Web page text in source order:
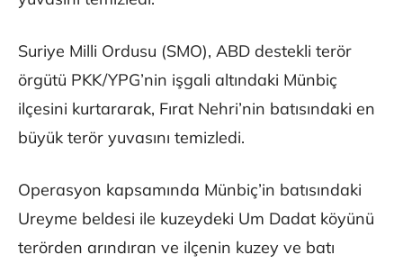
Suriye Milli Ordusu (SMO), ABD destekli terör
örgütü PKK/YPG’nin işgali altındaki Münbiç
ilçesini kurtararak, Fırat Nehri’nin batısındaki en
büyük terör yuvasını temizledi.
Operasyon kapsamında Münbiç’in batısındaki
Ureyme beldesi ile kuzeydeki Um Dadat köyünü
terörden arındıran ve ilçenin kuzey ve batı